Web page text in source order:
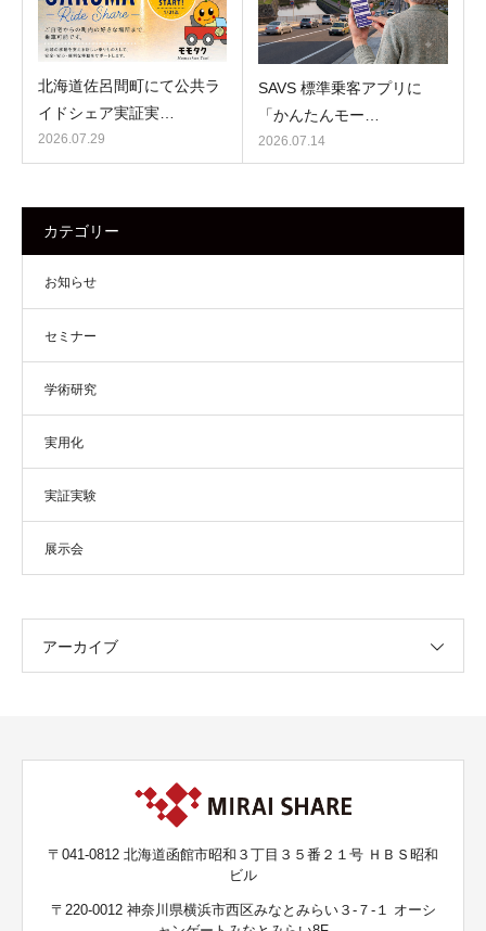
北海道佐呂間町にて公共ラ
イドシェア実証実…
2026.07.29
SAVS 標準乗客アプリに
「かんたんモー…
2026.07.14
カテゴリー
お知らせ
セミナー
学術研究
実用化
実証実験
展示会
アーカイブ
〒041-0812 北海道函館市昭和３丁目３５番２１号 ＨＢＳ昭和
ビル
〒220-0012 神奈川県横浜市西区みなとみらい３-７-１ オーシ